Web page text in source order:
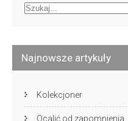
Najnowsze artykuły
Kolekcjoner
Ocalić od zapomnienia